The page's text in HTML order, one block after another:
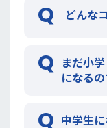
どんな
まだ小
になる
中学生